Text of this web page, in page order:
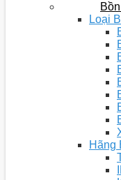
Loại
Hãng